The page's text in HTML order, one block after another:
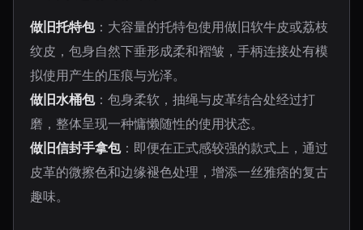
做旧托特包：大容量的托特包使用做旧软牛皮或荔枝
纹皮，包身自然下垂形成柔和褶皱，手柄连接处有模
拟使用产生的压痕与光泽。
做旧水桶包：包身柔软，抽绳与皮革结合处经过打
磨，整体呈现一种慵懒随性的使用状态。
做旧信封手拿包：即便在正式感较强的款式上，通过
皮革的微擦色和边缘褪色处理，增添一丝雅痞的复古
趣味。